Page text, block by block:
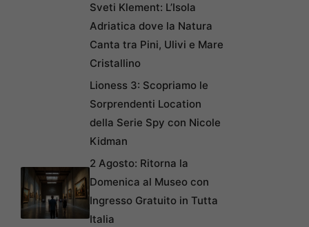
Sveti Klement: L’Isola
Adriatica dove la Natura
Canta tra Pini, Ulivi e Mare
Cristallino
Lioness 3: Scopriamo le
Sorprendenti Location
della Serie Spy con Nicole
Kidman
2 Agosto: Ritorna la
Domenica al Museo con
Ingresso Gratuito in Tutta
Italia